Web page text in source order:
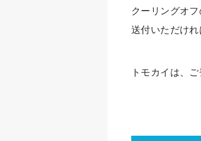
クーリングオ
送付いただけれ
トモカイは、